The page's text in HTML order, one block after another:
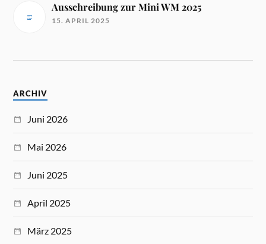
Ausschreibung zur Mini WM 2025
15. APRIL 2025
ARCHIV
Juni 2026
Mai 2026
Juni 2025
April 2025
März 2025